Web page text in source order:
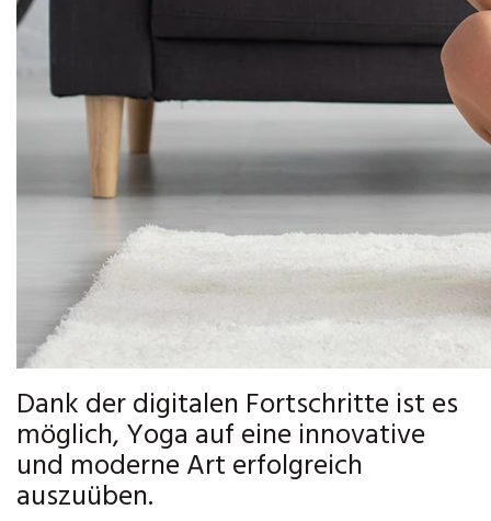
Dank der digitalen Fortschritte ist es
möglich, Yoga auf eine innovative
und moderne Art erfolgreich
auszuüben.